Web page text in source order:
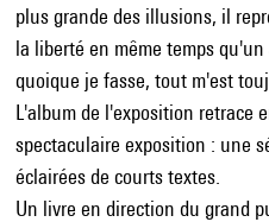
plus grande des illusions, il
la liberté en même temps
quoique je fasse, tout m'est
L'album de l'exposition retrace
spectaculaire exposition : une
éclairées de courts textes.
Un livre en direction du grand